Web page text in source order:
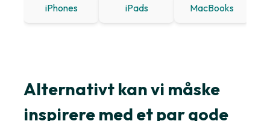
iPhones iPads MacBooks
Alternativt kan vi måske
inspirere med et par gode